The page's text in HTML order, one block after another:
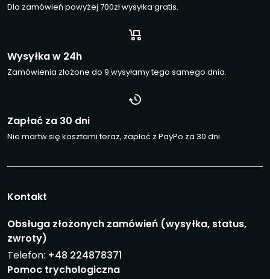
Dla zamówień powyżej 700zł wysyłka gratis.
Wysyłka w 24h
Zamówienia złożone do 9 wysyłamy tego samego dnia.
Zapłać za 30 dni
Nie martw się kosztami teraz, zapłać z PayPo za 30 dni.
Kontakt
Obsługa złożonych zamówień (wysyłka, status,
zwroty)
Telefon: +48 224878371
Pomoc trychologiczna